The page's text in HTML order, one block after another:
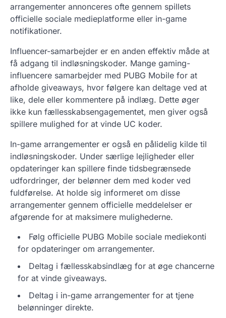
arrangementer annonceres ofte gennem spillets
officielle sociale medieplatforme eller in-game
notifikationer.
Influencer-samarbejder er en anden effektiv måde at
få adgang til indløsningskoder. Mange gaming-
influencere samarbejder med PUBG Mobile for at
afholde giveaways, hvor følgere kan deltage ved at
like, dele eller kommentere på indlæg. Dette øger
ikke kun fællesskabsengagementet, men giver også
spillere mulighed for at vinde UC koder.
In-game arrangementer er også en pålidelig kilde til
indløsningskoder. Under særlige lejligheder eller
opdateringer kan spillere finde tidsbegrænsede
udfordringer, der belønner dem med koder ved
fuldførelse. At holde sig informeret om disse
arrangementer gennem officielle meddelelser er
afgørende for at maksimere mulighederne.
Følg officielle PUBG Mobile sociale mediekonti
for opdateringer om arrangementer.
Deltag i fællesskabsindlæg for at øge chancerne
for at vinde giveaways.
Deltag i in-game arrangementer for at tjene
belønninger direkte.